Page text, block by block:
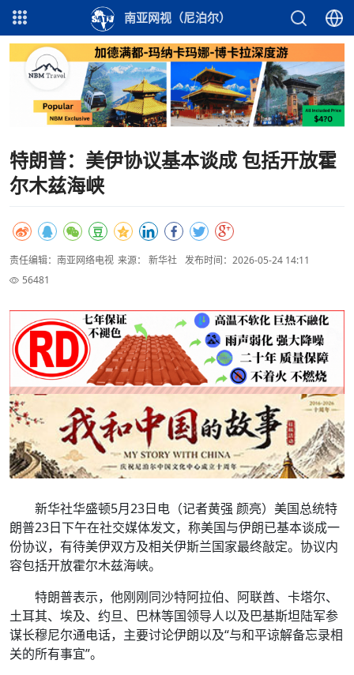
南亚网视（尼泊尔）
特朗普：美伊协议基本谈成 包括开放霍
尔木兹海峡
责任编辑：南亚网络电视 来源： 新华社 发布时间：2026-05-24 14:11
56481
新华社华盛顿5月23日电（记者黄强 颜亮）美国总统特
朗普23日下午在社交媒体发文，称美国与伊朗已基本谈成一
份协议，有待美伊双方及相关伊斯兰国家最终敲定。协议内
容包括开放霍尔木兹海峡。
特朗普表示，他刚刚同沙特阿拉伯、阿联酋、卡塔尔、
土耳其、埃及、约旦、巴林等国领导人以及巴基斯坦陆军参
谋长穆尼尔通电话，主要讨论伊朗以及“与和平谅解备忘录相
关的所有事宜”。